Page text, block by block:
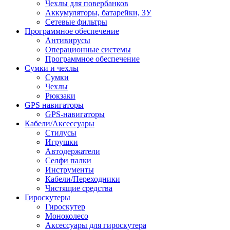
Чехлы для повербанков
Аккумуляторы, батарейки, ЗУ
Сетевые фильтры
Программное обеспечение
Антивирусы
Операционные системы
Программное обеспечение
Сумки и чехлы
Сумки
Чехлы
Рюкзаки
GPS навигаторы
GPS-навигаторы
Кабели/Аксессуары
Стилусы
Игрушки
Автодержатели
Селфи палки
Инструменты
Кабели/Переходники
Чистящие средства
Гироскутеры
Гироскутер
Моноколесо
Аксессуары для гироскутера